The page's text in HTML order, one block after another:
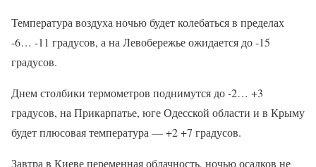
Температура воздуха ночью будет колебаться в пределах
-6… -11 градусов, а на Левобережье ожидается до -15
градусов.
Днем столбики термометров поднимутся до -2… +3
градусов, на Прикарпатье, юге Одесской области и в Крыму
будет плюсовая температура — +2 +7 градусов.
Завтра в Киеве переменная облачность, ночью осадков не